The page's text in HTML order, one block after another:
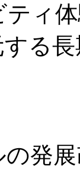
ィ
る
発